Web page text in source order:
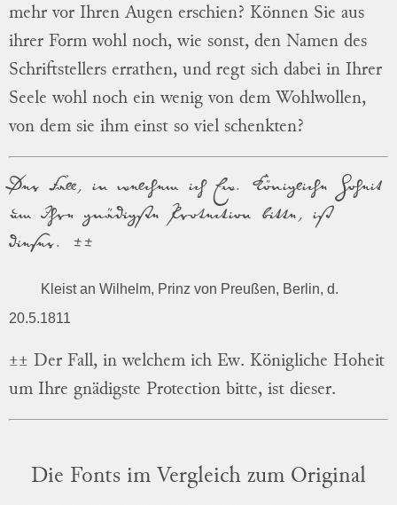
mehr vor Ihren Augen erschien? Können Sie aus
ihrer Form wohl noch, wie sonst, den Namen des
Schriftstellers errathen, und regt sich dabei in Ihrer
Seele wohl noch ein wenig von dem Wohlwollen,
von dem sie ihm einst so viel schenkten?
Der Fall, in welchem ich Ew. Königliche Hoheit
um Ihre gnädigste Protection bitte, ist
dieser. ±±
Kleist an Wilhelm, Prinz von Preußen, Berlin, d.
20.5.1811
±± Der Fall, in welchem ich Ew. Königliche Hoheit
um Ihre gnädigste Protection bitte, ist dieser.
Die Fonts im Vergleich zum Original